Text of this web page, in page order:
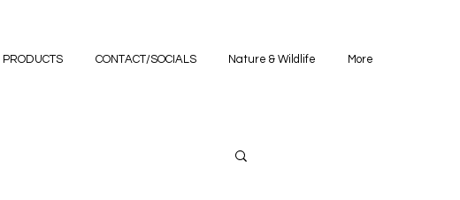
PRODUCTS CONTACT/SOCIALS Nature & Wildlife More